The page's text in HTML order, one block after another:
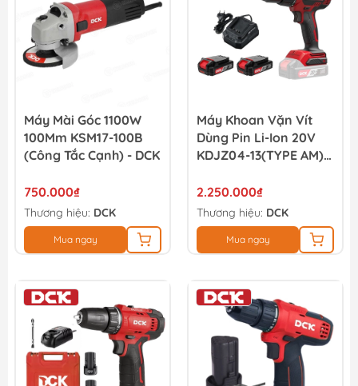
Máy Mài Góc 1100W
100Mm KSM17-100B
(công Tắc Cạnh) - DCK
750.000₫
Thương hiệu: DCK
Mua ngay
Máy Khoan Vặn Vít
Dùng Pin Li-Ion 20V
KDJZ04-13(TYPE AM) -
2.250.000₫
Thương hiệu: DCK
Mua ngay